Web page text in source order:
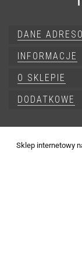
DANE
INFORMACJE
O SKLEPIE
DODATKOWE
Sklep internetowy